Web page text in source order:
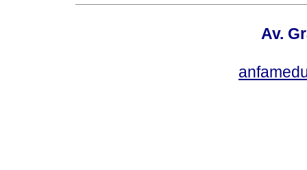
Av.